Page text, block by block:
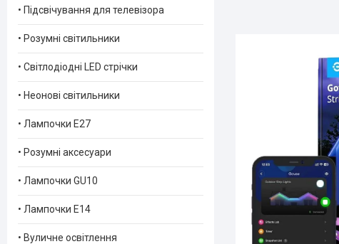
• Підсвічування для телевізора
• Розумні світильники
• Світлодіодні LED стрічки
• Неонові світильники
• Лампочки Е27
• Розумні аксесуари
• Лампочки GU10
• Лампочки Е14
• Вуличне освітлення